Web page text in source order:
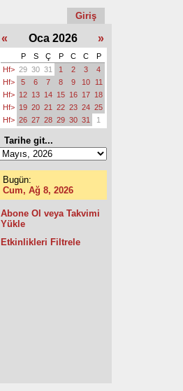
Giriş
« Oca 2026 »
P S Ç P C C
P
Hf> 29 30 31 1 2 3
4
Hf>
5 6 7 8 9 10
11
Hf> 12 13 14 15 16 17 18
Hf> 19 20 21 22 23 24 25
Hf> 26 27 28 29 30 31 1
Tarihe git...
Bugün:
Cum, Ağ 8, 2026
Abone Ol veya Takvimi
Yükle
Etkinlikleri Filtrele